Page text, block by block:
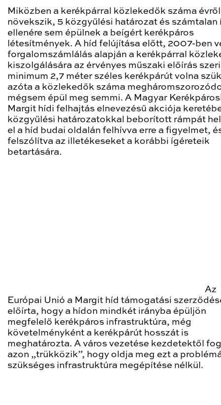
Miközben a kerékpárral közlekedők száma
növekszik, 5 közgyűlési határozat és számtalan
ellenére sem épülnek a beígért kerékpáros
létesítmények. A híd felújítása előtt, 2007-ben
forgalomszámlálás alapján a kerékpárral
kiszolgálására az érvényes műszaki előírás
minimum 2,7 méter széles kerékpárút volna
azóta a közlekedők száma
mégsem épül meg semmi. A Magyar
Margit hídi felhajtás elnevezésű akciója
közgyűlési határozatokkal beborított rámpát
el a híd budai oldalán felhívva erre a figyelmet,
felszólítva az illetékeseket a korábbi ígéreteik
betartására.
Az
Európai Unió a Margit híd támogatási
előírta, hogy a hídon mindkét irányba épüljön
megfelelő kerékpáros infrastruktúra, még
követelményként a kerékpárút hosszát is
meghatározta. A város vezetése kezdetektől
azon „trükközik”, hogy oldja meg ezt a
szükséges infrastruktúra megépítése nélkül.